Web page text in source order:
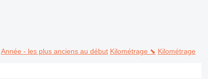
Année - les plus anciens au début Kilométrage ⬊ Kilométrage